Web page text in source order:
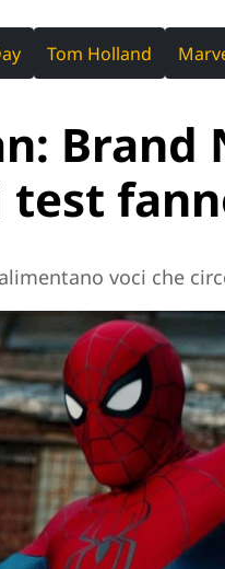
Tom Holland
Brand
voci che